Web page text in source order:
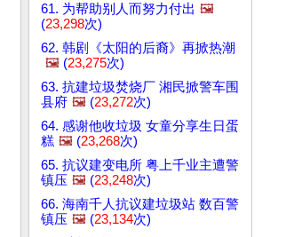
61. 为帮助别人而努力付出 🖼️
(23,298次)
62. 韩剧《太阳的后裔》再掀热潮
🖼️ (23,275次)
63. 抗建垃圾焚烧厂 湘民掀警车围
县府 🖼️ (23,272次)
64. 感谢他收垃圾 女童分享生日蛋
糕 🖼️ (23,268次)
65. 抗议建变电所 粤上千业主遭警
镇压 🖼️ (23,248次)
66. 海南千人抗议建垃圾站 数百警
镇压 🖼️ (23,134次)